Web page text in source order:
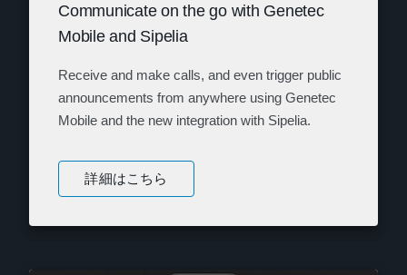
Communicate on the go with Genetec
Mobile and Sipelia
Receive and make calls, and even trigger public
announcements from anywhere using Genetec
Mobile and the new integration with Sipelia.
詳細はこちら